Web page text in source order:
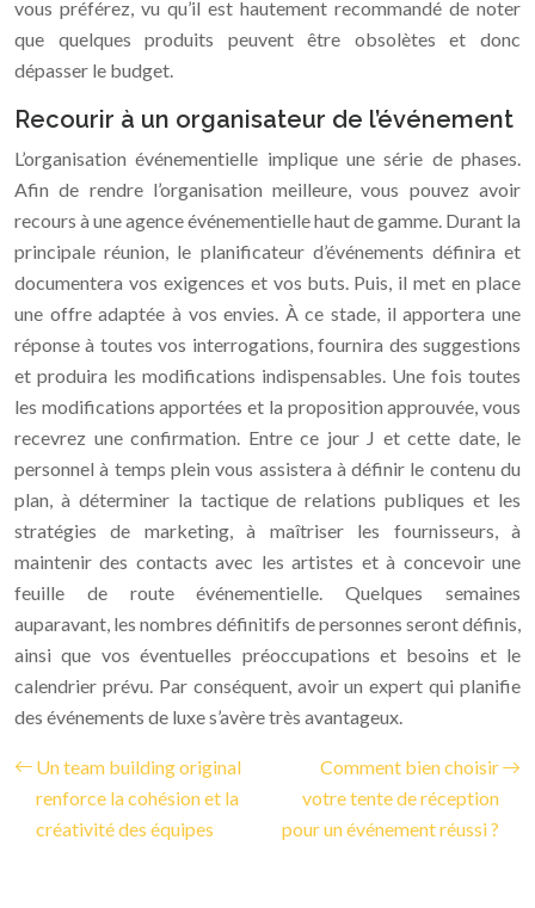
vous préférez, vu qu’il est hautement recommandé de noter
que quelques produits peuvent être obsolètes et donc
dépasser le budget.
Recourir à un organisateur de l’événement
L’organisation événementielle implique une série de phases.
Afin de rendre l’organisation meilleure, vous pouvez avoir
recours à une agence événementielle haut de gamme. Durant la
principale réunion, le planificateur d’événements définira et
documentera vos exigences et vos buts. Puis, il met en place
une offre adaptée à vos envies. À ce stade, il apportera une
réponse à toutes vos interrogations, fournira des suggestions
et produira les modifications indispensables. Une fois toutes
les modifications apportées et la proposition approuvée, vous
recevrez une confirmation. Entre ce jour J et cette date, le
personnel à temps plein vous assistera à définir le contenu du
plan, à déterminer la tactique de relations publiques et les
stratégies de marketing, à maîtriser les fournisseurs, à
maintenir des contacts avec les artistes et à concevoir une
feuille de route événementielle. Quelques semaines
auparavant, les nombres définitifs de personnes seront définis,
ainsi que vos éventuelles préoccupations et besoins et le
calendrier prévu. Par conséquent, avoir un expert qui planifie
des événements de luxe s’avère très avantageux.
Un team building original
renforce la cohésion et la
créativité des équipes
Comment bien choisir
votre tente de réception
pour un événement réussi ?